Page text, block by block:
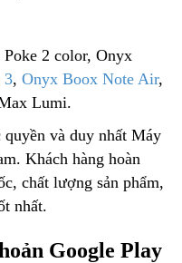
2 color, Onyx
3, Onyx Boox Note Air,
Lumi.
và duy nhất Máy
Khách hàng hoàn
chất lượng sản phẩm,
nhất.
Google Play